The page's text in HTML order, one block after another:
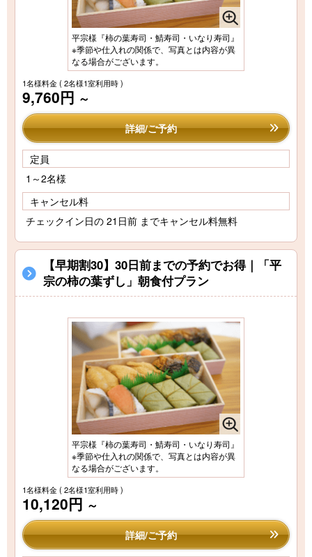
平宗様『柿の葉寿司・鯖寿司・いなり寿司』
※季節や仕入れの関係で、写真とは内容が異
なる場合がございます。
1名様料金( 2名様1室利用時 )
9,760円 ～
詳細/ご予約
定員
1～2名様
キャンセル料
チェックイン日の 21日前 までキャンセル料無料
【早期割30】30日前までの予約でお得｜「平
宗の柿の葉ずし」朝食付プラン
平宗様『柿の葉寿司・鯖寿司・いなり寿司』
※季節や仕入れの関係で、写真とは内容が異
なる場合がございます。
1名様料金( 2名様1室利用時 )
10,120円 ～
詳細/ご予約